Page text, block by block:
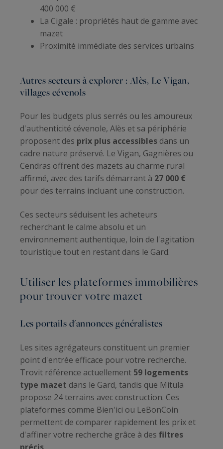
400 000 €
La Cigale : propriétés haut de gamme avec
mazet
Proximité immédiate des services urbains
Autres secteurs à explorer : Alès, Le Vigan,
villages cévenols
Pour les budgets plus serrés ou les amoureux
d'authenticité cévenole, Alès et sa périphérie
proposent des prix plus accessibles dans un
cadre nature préservé. Le Vigan, Gagnières ou
Cendras offrent des mazets au charme rural
affirmé, avec des tarifs démarrant à 27 000 €
pour des terrains incluant une construction.
Ces secteurs séduisent les acheteurs
recherchant le calme absolu et un
environnement authentique, loin de l'agitation
touristique tout en restant dans le Gard.
Utiliser les plateformes immobilières
pour trouver votre mazet
Les portails d'annonces généralistes
Les sites agrégateurs constituent un premier
point d'entrée efficace pour votre recherche.
Trovit référence actuellement 59 logements
type mazet dans le Gard, tandis que Mitula
propose 24 terrains avec construction. Ces
plateformes comme Bien'ici ou LeBonCoin
permettent de comparer rapidement les prix et
d'affiner votre recherche grâce à des filtres
précis